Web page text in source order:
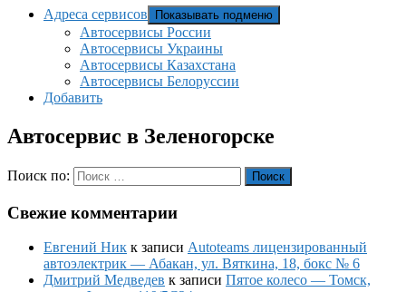
Адреса сервисов Показывать подменю
Автосервисы России
Автосервисы Украины
Автосервисы Казахстана
Автосервисы Белоруссии
Добавить
Автосервис в Зеленогорске
Поиск по: Поиск
Свежие комментарии
Евгений Ник к записи Autoteams лицензированный
автоэлектрик — Абакан, ул. Вяткина, 18, бокс № 6
Дмитрий Медведев к записи Пятое колесо — Томск,